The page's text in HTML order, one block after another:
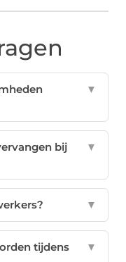
▼
bij
▼
▼
tijdens
▼